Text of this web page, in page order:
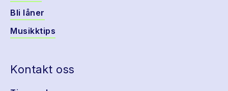
Bli låner
Musikktips
Kontakt oss